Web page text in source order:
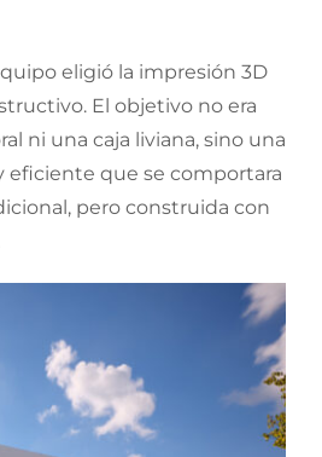
eligió la impresión 3D
El objetivo no era
ni una caja liviana, sino una
eficiente que se comportara
pero construida con